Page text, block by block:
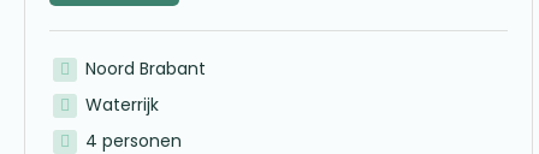
Noord Brabant
Waterrijk
4 personen